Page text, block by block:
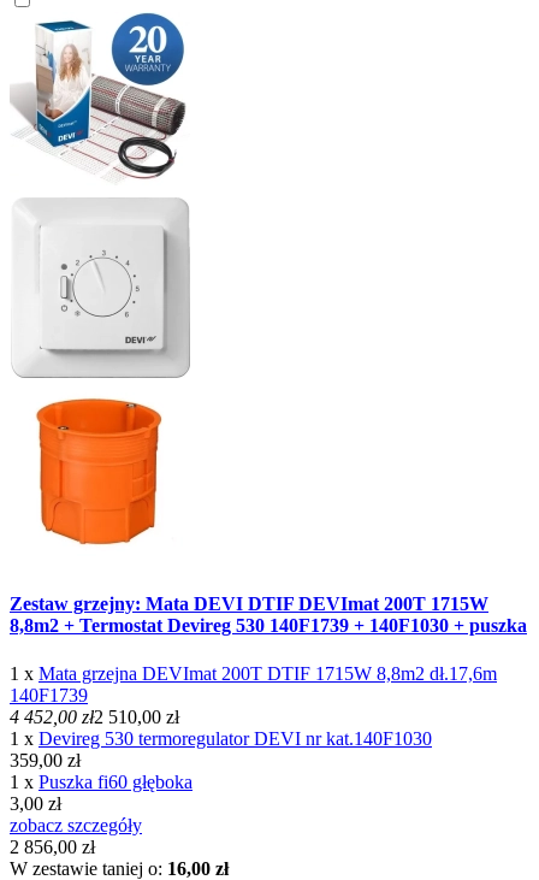
Zestaw grzejny: Mata DEVI DTIF DEVImat 200T 1715W
8,8m2 + Termostat Devireg 530 140F1739 + 140F1030 + puszka
1 x Mata grzejna DEVImat 200T DTIF 1715W 8,8m2 dł.17,6m
140F1739
4 452,00 zł2 510,00 zł
1 x Devireg 530 termoregulator DEVI nr kat.140F1030
359,00 zł
1 x Puszka fi60 głęboka
3,00 zł
zobacz szczegóły
2 856,00 zł
W zestawie taniej o: 16,00 zł